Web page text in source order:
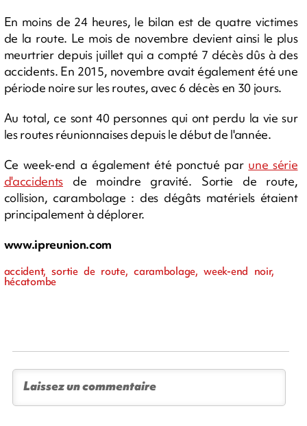
En moins de 24 heures, le bilan est de quatre victimes
de la route. Le mois de novembre devient ainsi le plus
meurtrier depuis juillet qui a compté 7 décès dûs à des
accidents. En 2015, novembre avait également été une
période noire sur les routes, avec 6 décès en 30 jours.
Au total, ce sont 40 personnes qui ont perdu la vie sur
les routes réunionnaises depuis le début de l'année.
Ce week-end a également été ponctué par une série
d'accidentsde moindre gravité. Sortie de route,
collision, carambolage : des dégâts matériels étaient
principalement à déplorer.
www.ipreunion.com
accident, sortie de route, carambolage, week-end noir,
hécatombe